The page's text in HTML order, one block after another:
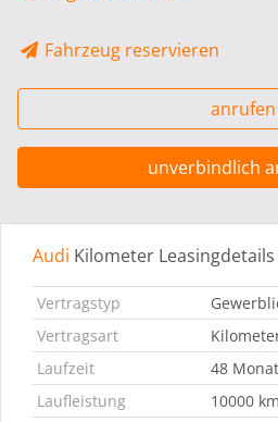
Fahrzeug reservieren
anrufen
unverbindlich
Leasingdetails
Audi Kilometer Leasingdetails
Vertragstyp
Vertragsart
Laufzeit
48
Laufleistung
10000